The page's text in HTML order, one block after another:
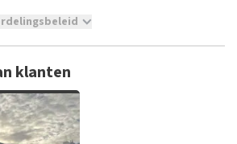
achter te laten als je geen
bij TopTicketShop. Reviews met
onwaarheden worden niet geplaatst.
duren voordat een review wordt
klanten